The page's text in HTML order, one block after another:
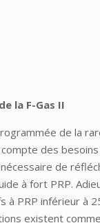
la F-Gas II
de la
des
de
à fort PRP.
à PRP inférieur à
existent